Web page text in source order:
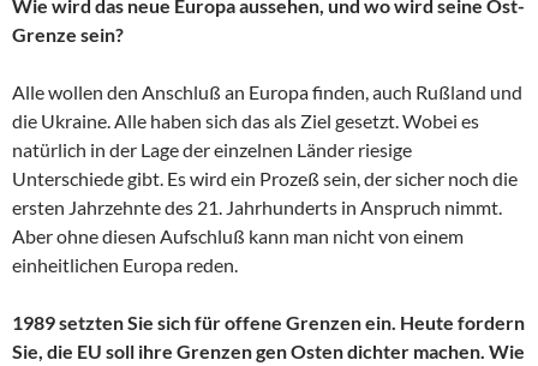
Wie wird das neue Europa aussehen, und wo wird seine Ost-
Grenze sein?
Alle wollen den Anschluß an Europa finden, auch Rußland und
die Ukraine. Alle haben sich das als Ziel gesetzt. Wobei es
natürlich in der Lage der einzelnen Länder riesige
Unterschiede gibt. Es wird ein Prozeß sein, der sicher noch die
ersten Jahrzehnte des 21. Jahrhunderts in Anspruch nimmt.
Aber ohne diesen Aufschluß kann man nicht von einem
einheitlichen Europa reden.
1989 setzten Sie sich für offene Grenzen ein. Heute fordern
Sie, die EU soll ihre Grenzen gen Osten dichter machen. Wie